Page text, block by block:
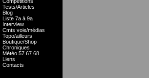
Tests/Articles
Blog
Liste 7a à 9a
Interview
Cmts voie/médias
Topo/ailleurs
Boutique/Shop
Chroniques
Météo 57 67 68
Liens
Contacts